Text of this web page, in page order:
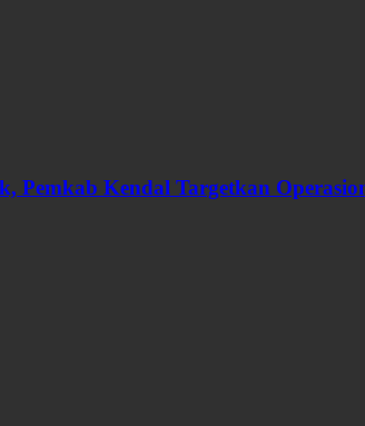
Pemkab Kendal Targetkan